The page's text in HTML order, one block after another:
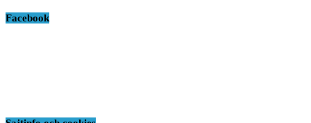
Facebook